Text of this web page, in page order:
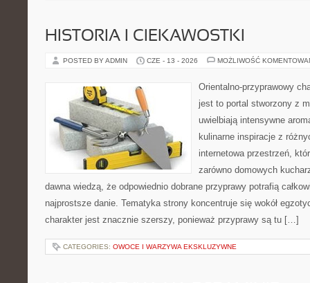
HISTORIA I CIEKAWOSTKI
POSTED BY ADMIN CZE - 13 - 2026 MOŻLIWOŚĆ
Orientalno-przyprawowy
jest to portal stworzony z
uwielbiają intensywne
kulinarne inspiracje z
internetowa przestrzeń,
zarówno domowych
dawna wiedzą, że odpowiednio dobrane przyprawy potrafią
najprostsze danie. Tematyka strony koncentruje się wokół
charakter jest znacznie szerszy, ponieważ przyprawy są tu […]
CATEGORIES: OWOCE I WARZYWA EKSKLUZYWNE